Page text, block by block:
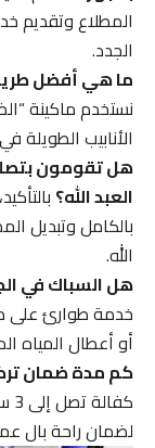
المطلاع وتقديم
الجدد.
ما هي أفضل
نستخدم ماكينة
الأنابيب الطويلة
هل تقومون
العبد الله؟
بالكامل وتبديل
الله.
هل السباك في
أو أعطال المياه
كم مدة ضمان
لضمان راحة بال